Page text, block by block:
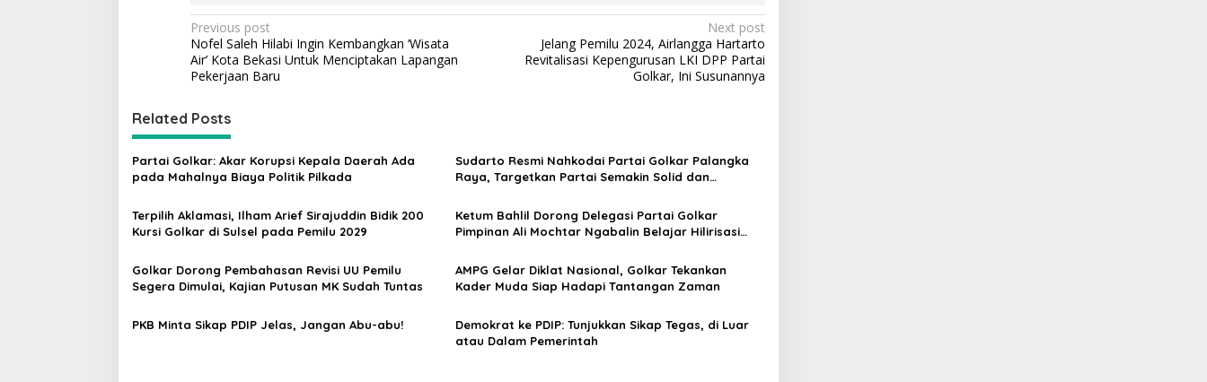
P
o
s
t
n
a
v
i
g
t
o
Previous post
Nofel Saleh Hilabi Ingin Kembangkan ‘Wisata
Air’ Kota Bekasi Untuk Menciptakan Lapangan
Pekerjaan Baru
Next post
Jelang Pemilu 2024, Airlangga Hartarto
Revitalisasi Kepengurusan LKI DPP Partai
Golkar, Ini Susunannya
Related Posts
Partai Golkar: Akar Korupsi Kepala Daerah Ada
pada Mahalnya Biaya Politik Pilkada
Sudarto Resmi Nahkodai Partai Golkar Palangka
Raya, Targetkan Partai Semakin Solid dan
Terpilih Aklamasi, Ilham Arief Sirajuddin Bidik 200
Kursi Golkar di Sulsel pada Pemilu 2029
Ketum Bahlil Dorong Delegasi Partai Golkar
Pimpinan Ali Mochtar Ngabalin Belajar Hilirisasi
Golkar Dorong Pembahasan Revisi UU Pemilu
Segera Dimulai, Kajian Putusan MK Sudah Tuntas
AMPG Gelar Diklat Nasional, Golkar Tekankan
Kader Muda Siap Hadapi Tantangan Zaman
PKB Minta Sikap PDIP Jelas, Jangan Abu-abu!
Demokrat ke PDIP: Tunjukkan Sikap Tegas, di Luar
atau Dalam Pemerintah